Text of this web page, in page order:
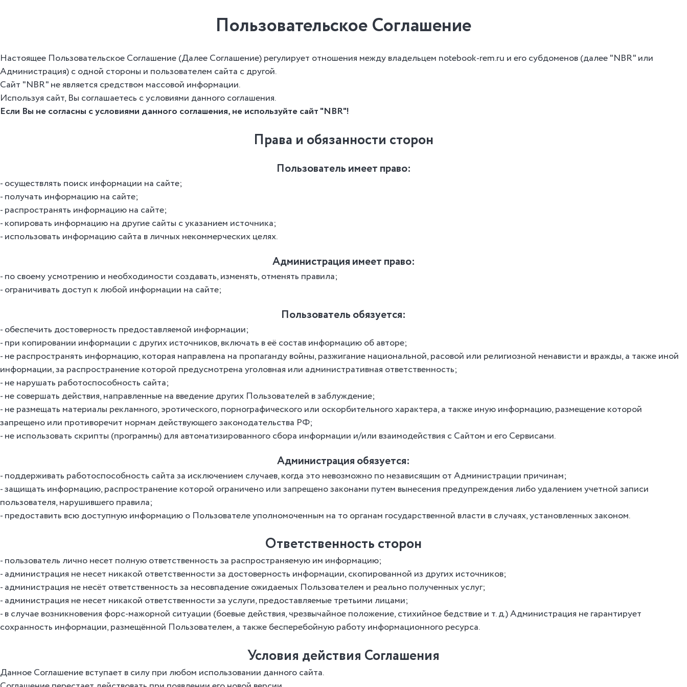
Пользовательское Соглашение
Настоящее Пользовательское Соглашение (Далее Соглашение) регулирует отношения между владельцем notebook-rem.ru и его субдоменов (далее "NBR" или
Администрация) с одной стороны и пользователем сайта с другой.
Сайт "NBR" не является средством массовой информации.
Используя сайт, Вы соглашаетесь с условиями данного соглашения.
Если Вы не согласны с условиями данного соглашения, не используйте сайт "NBR"!
Права и обязанности сторон
Пользователь имеет право:
осуществлять поиск информации на сайте;
получать информацию на сайте;
распространять информацию на сайте;
копировать информацию на другие сайты с указанием источника;
использовать информацию сайта в личных некоммерческих целях.
Администрация имеет право:
по своему усмотрению и необходимости создавать, изменять, отменять правила;
ограничивать доступ к любой информации на сайте;
Пользователь обязуется:
обеспечить достоверность предоставляемой информации;
при копировании информации с других источников, включать в её состав информацию об авторе;
не распространять информацию, которая направлена на пропаганду войны, разжигание национальной, расовой или религиозной ненависти и вражды, а также иной
информации, за распространение которой предусмотрена уголовная или административная ответственность;
не нарушать работоспособность сайта;
не совершать действия, направленные на введение других Пользователей в заблуждение;
не размещать материалы рекламного, эротического, порнографического или оскорбительного характера, а также иную информацию, размещение которой
запрещено или противоречит нормам действующего законодательства РФ;
не использовать скрипты (программы) для автоматизированного сбора информации и/или взаимодействия с Сайтом и его Сервисами.
Администрация обязуется:
поддерживать работоспособность сайта за исключением случаев, когда это невозможно по независящим от Администрации причинам;
защищать информацию, распространение которой ограничено или запрещено законами путем вынесения предупреждения либо удалением учетной записи
пользователя, нарушившего правила;
предоставить всю доступную информацию о Пользователе уполномоченным на то органам государственной власти в случаях, установленных законом.
Ответственность сторон
пользователь лично несет полную ответственность за распространяемую им информацию;
администрация не несет никакой ответственности за достоверность информации, скопированной из других источников;
администрация не несёт ответственность за несовпадение ожидаемых Пользователем и реально полученных услуг;
администрация не несет никакой ответственности за услуги, предоставляемые третьими лицами;
в случае возникновения форс-мажорной ситуации (боевые действия, чрезвычайное положение, стихийное бедствие и т. д.) Администрация не гарантирует
сохранность информации, размещённой Пользователем, а также бесперебойную работу информационного ресурса.
Условия действия Соглашения
Данное Соглашение вступает в силу при любом использовании данного сайта.